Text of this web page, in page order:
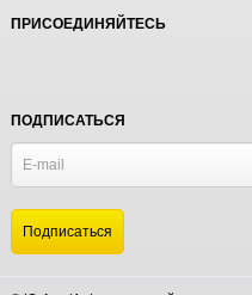
ПРИСОЕДИНЯЙТЕСЬ
ПОДПИСАТЬСЯ